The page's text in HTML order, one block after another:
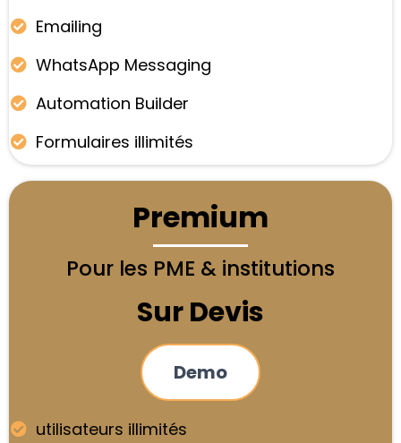
Emailing
WhatsApp Messaging
Automation Builder
Formulaires illimités
Premium
Pour les PME & institutions
Sur Devis
Demo
utilisateurs illimités